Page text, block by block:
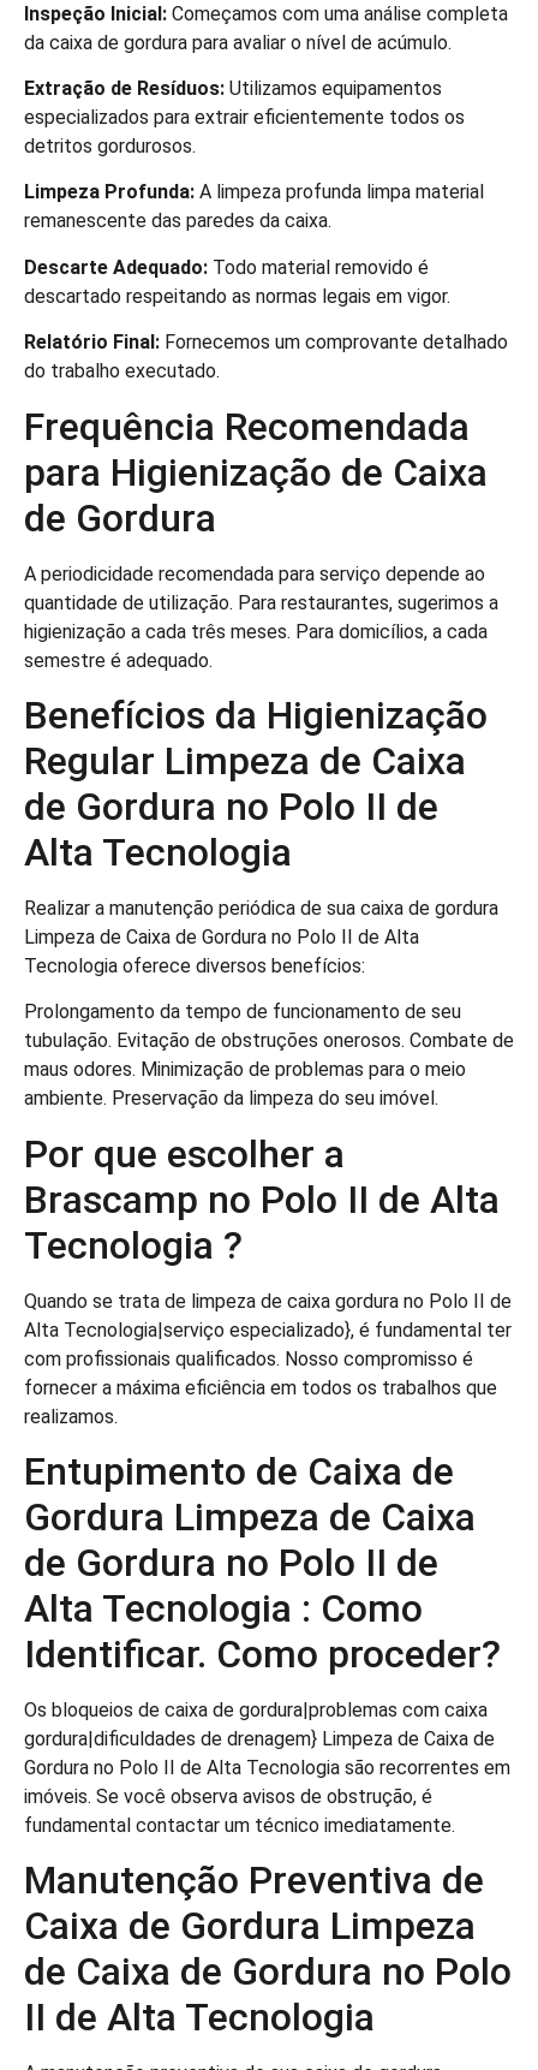
Inspeção Inicial: Começamos com uma análise completa
da caixa de gordura para avaliar o nível de acúmulo.
Extração de Resíduos: Utilizamos equipamentos
especializados para extrair eficientemente todos os
detritos gordurosos.
Limpeza Profunda: A limpeza profunda limpa material
remanescente das paredes da caixa.
Descarte Adequado: Todo material removido é
descartado respeitando as normas legais em vigor.
Relatório Final: Fornecemos um comprovante detalhado
do trabalho executado.
Frequência Recomendada
para Higienização de Caixa
de Gordura
A periodicidade recomendada para serviço depende ao
quantidade de utilização. Para restaurantes, sugerimos a
higienização a cada três meses. Para domicílios, a cada
semestre é adequado.
Benefícios da Higienização
Regular Limpeza de Caixa
de Gordura no Polo II de
Alta Tecnologia
Realizar a manutenção periódica de sua caixa de gordura
Limpeza de Caixa de Gordura no Polo II de Alta
Tecnologia oferece diversos benefícios:
Prolongamento da tempo de funcionamento de seu
tubulação. Evitação de obstruções onerosos. Combate de
maus odores. Minimização de problemas para o meio
ambiente. Preservação da limpeza do seu imóvel.
Por que escolher a
Brascamp no Polo II de Alta
Tecnologia ?
Quando se trata de limpeza de caixa gordura no Polo II de
Alta Tecnologia|serviço especializado}, é fundamental ter
com profissionais qualificados. Nosso compromisso é
fornecer a máxima eficiência em todos os trabalhos que
realizamos.
Entupimento de Caixa de
Gordura Limpeza de Caixa
de Gordura no Polo II de
Alta Tecnologia : Como
Identificar. Como proceder?
Os bloqueios de caixa de gordura|problemas com caixa
gordura|dificuldades de drenagem} Limpeza de Caixa de
Gordura no Polo II de Alta Tecnologia são recorrentes em
imóveis. Se você observa avisos de obstrução, é
fundamental contactar um técnico imediatamente.
Manutenção Preventiva de
Caixa de Gordura Limpeza
de Caixa de Gordura no Polo
II de Alta Tecnologia